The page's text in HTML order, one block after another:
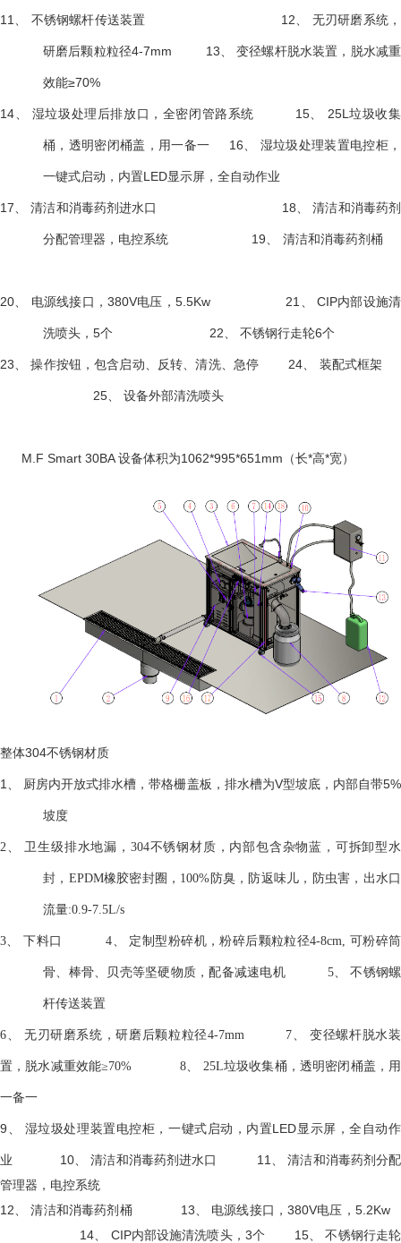
11、 不锈钢螺杆传送装置 12、 无刃研磨系统，
研磨后颗粒粒径4-7mm 13、变径螺杆脱水装置，脱水减重
效能≥70%
14、 湿垃圾处理后排放口，全密闭管路系统 15、 25L垃圾收集
桶，透明密闭桶盖，用一备一 16、 湿垃圾处理装置电控柜，
一键式启动，内置LED显示屏，全自动作业
17、清洁和消毒药剂进水口 18、清洁和消毒药剂
分配管理器，电控系统 19、 清洁和消毒药剂桶
20、 电源线接口， 380V电压，5.5Kw 21、 CIP内部设施清
洗喷头，5个 22、 不锈钢行走轮6个
23、操作按钮，包含启动、反转、清洗、急停 24、 装配式框架
25、 设备外部清洗喷头
M.F Smart 30BA设备体积为1062*995*651mm （长*高*宽）
整体304不锈钢材质
1、 厨房内开放式排水槽，带格栅盖板，排水槽为V型坡底，内部自带5%
坡度
2、 卫生级排水地漏，304不锈钢材质，内部包含杂物蓝，可拆卸型水
封，EPDM橡胶密封圈，100%防臭，防返味儿，防虫害，出水口
流量:0.9-7.5L/s
3、 下料口 4、 定制型粉碎机，粉碎后颗粒粒径4-8cm, 可粉碎筒
骨、棒骨、贝壳等坚硬物质，配备减速电机 5、 不锈钢螺
杆传送装置
6、 无刃研磨系统，研磨后颗粒粒径4-7mm 7、 变径螺杆脱水装
置，脱水减重效能≥70% 8、 25L垃圾收集桶，透明密闭桶盖，用
一备一
9、 湿垃圾处理装置电控柜，一键式启动，内置LED显示屏，全自动作
业 10、清洁和消毒药剂进水口 11、清洁和消毒药剂分配
管理器，电控系统
12、清洁和消毒药剂桶 13、 电源线接口，380V电压，5.2Kw
14、 CIP内部设施清洗喷头，3个 15、不锈钢行走轮